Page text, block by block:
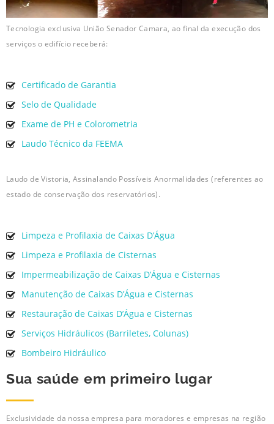
Tecnologia exclusiva União Senador Camara, ao final da execução dos
serviços o edifício receberá:
Certificado de Garantia
Selo de Qualidade
Exame de PH e Colorometria
Laudo Técnico da FEEMA
Laudo de Vistoria, Assinalando Possíveis Anormalidades (referentes ao
estado de conservação dos reservatórios).
Limpeza e Profilaxia de Caixas D’Água
Limpeza e Profilaxia de Cisternas
Impermeabilização de Caixas D’Água e Cisternas
Manutenção de Caixas D’Água e Cisternas
Restauração de Caixas D’Água e Cisternas
Serviços Hidráulicos (Barriletes, Colunas)
Bombeiro Hidráulico
Sua saúde em primeiro lugar
Exclusividade da nossa empresa para moradores e empresas na região